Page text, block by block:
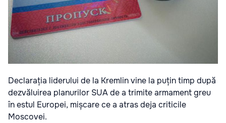
Declarația liderului de la Kremlin vine la puțin timp după
dezvăluirea planurilor SUA de a trimite armament greu
în estul Europei, mișcare ce a atras deja criticile
Moscovei.